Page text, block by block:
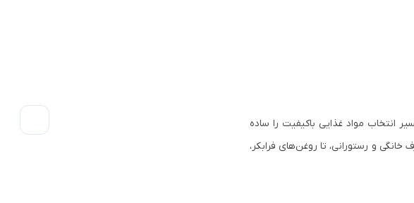
مواد غذایی باکیفیت را ساده
و رستورانی، تا روغن‌های فرابکر،